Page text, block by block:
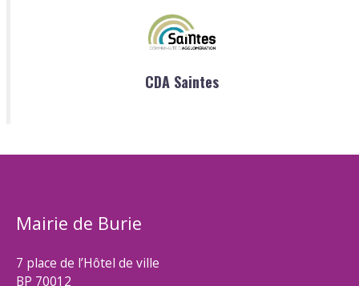
CDA Saintes
Mairie de Burie
7 place de l’Hôtel de ville
BP 70012